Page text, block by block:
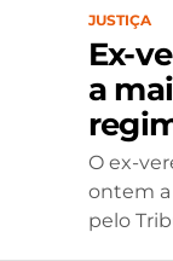
JUSTIÇA
Ex-
a
O ex-
ontem a
pelo